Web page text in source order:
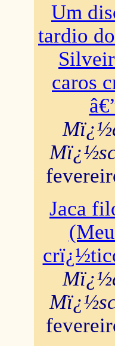
Um
tardio
caros
Jaca